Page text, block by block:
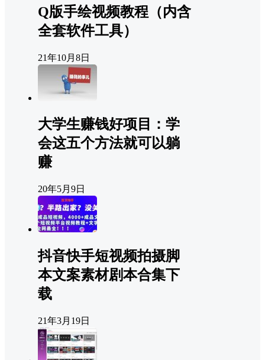
Q版手绘视频教程（内含
全套软件工具）
21年10月8日
大学生赚钱好项目：学
会这五个方法就可以躺
赚
20年5月9日
抖音快手短视频拍摄脚
本文案素材剧本合集下
载
21年3月19日